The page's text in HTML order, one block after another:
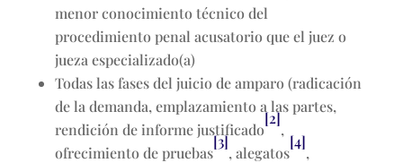
menor conocimiento técnico del
procedimiento penal acusatorio que el juez o
jueza especializado(a)
Todas las fases del juicio de amparo (radicación
de la demanda, emplazamiento a las partes,
rendición de informe justificado
[2]
,
ofrecimiento de pruebas
[3]
, alegatos
[4]
,